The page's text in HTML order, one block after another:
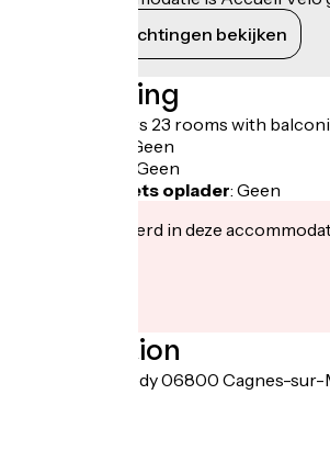
Haar verplichtingen bekijken
Beschrijving
The hotel offers 23 rooms with
Geen
Geen
Elektrische fiets oplader: Geen
Geïnteresseerd in deze
Localisation
33 bd JF Kennedy 06800 Cagnes-